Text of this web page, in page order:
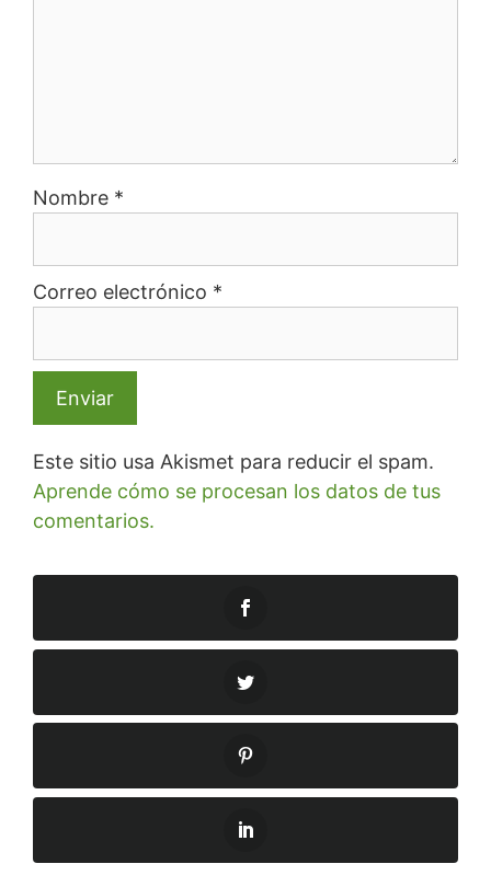
Nombre *
Correo electrónico *
Este sitio usa Akismet para reducir el spam.
Aprende cómo se procesan los datos de tus
comentarios.